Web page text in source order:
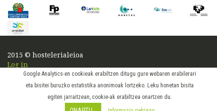
Google Analytics-en cookieak erabiltzen ditugu gure webaren erabilerari
eta bisitei buruzko estatistika anonimoak lortzeko. Leku honetan bisita
egiten jarraitzean, cookie-ak erabiltzea onartzen du.
2015 © hostelerialeioa
Log in